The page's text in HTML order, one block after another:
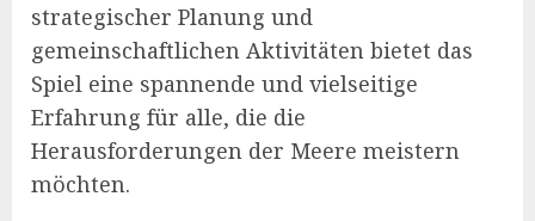
strategischer Planung und
gemeinschaftlichen Aktivitäten bietet das
Spiel eine spannende und vielseitige
Erfahrung für alle, die die
Herausforderungen der Meere meistern
möchten.